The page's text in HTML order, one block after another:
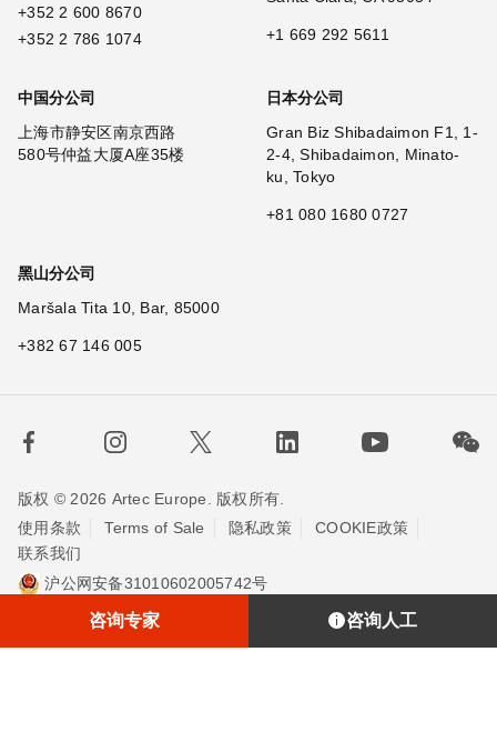
咨询人工
+352 2 600 8670
+352 2 786 1074
+1 669 292 5611
中国分公司
上海市静安区南京西路
580号仲益大厦A座35楼
日本分公司
Gran Biz Shibadaimon F1, 1-
2-4, Shibadaimon, Minato-
ku, Tokyo
+81 080 1680 0727
黑山分公司
Maršala Tita 10, Bar, 85000
+382 67 146 005
版权 © 2026 Artec Europe. 版权所有.
使用条款
Terms of Sale 隐私政策
COOKIE政策
联系我们
沪公网安备31010602005742号
埃太科™（上海）贸易有限责任公司
沪ICP备20013748号-2
咨询专家